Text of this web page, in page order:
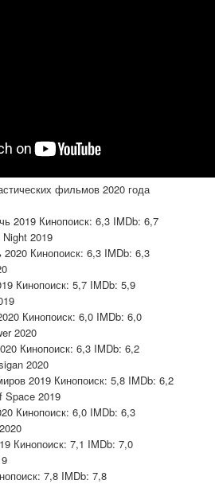
фильмов 2020 года
2019 Кинопоиск: 6,3 IMDb: 6,7
2019
Кинопоиск: 6,3 IMDb: 6,3
Кинопоиск: 5,7 IMDb: 5,9
Кинопоиск: 6,0 IMDb: 6,0
2020
Кинопоиск: 6,3 IMDb: 6,2
2020
2019 Кинопоиск: 5,8 IMDb: 6,2
Space 2019
Кинопоиск: 6,0 IMDb: 6,3
Кинопоиск: 7,1 IMDb: 7,0
7,8 IMDb: 7,8